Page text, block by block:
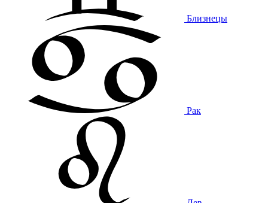
Близнецы
Рак